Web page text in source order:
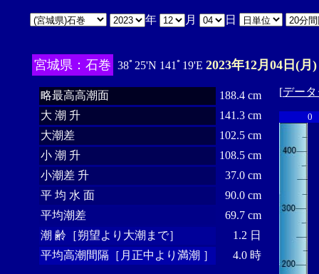
年 月 日
宮城県：石巻 38ﾟ25'N 141ﾟ19'E 2023年12月04日(月)
略最高高潮面
188.4 cm
大 潮 升
141.3 cm
大潮差
102.5 cm
小 潮 升
108.5 cm
小潮差 升
37.0 cm
平 均 水 面
90.0 cm
平均潮差
69.7 cm
潮 齢［朔望より大潮まで］
1.2 日
平均高潮間隔［月正中より満潮 ］
4.0 時
[デー
0